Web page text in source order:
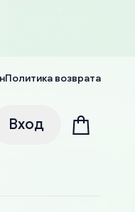
Политика возврата
Вход